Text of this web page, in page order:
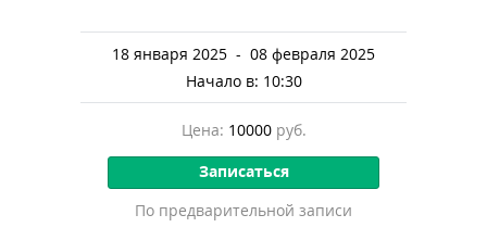
18 января 2025 - 08 февраля 2025
Начало в: 10:30
Цена: 10000руб.
По предварительной записи